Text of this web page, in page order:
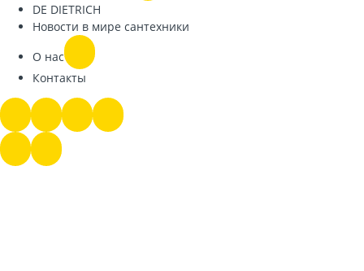
DE DIETRICH
Новости в мире сантехники
О нас
Контакты